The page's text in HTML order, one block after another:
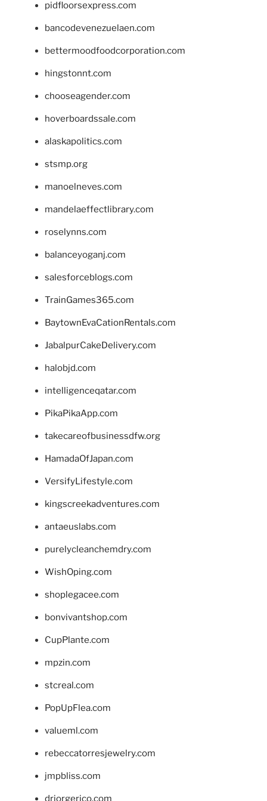
pidfloorsexpress.com
bancodevenezuelaen.com
bettermoodfoodcorporation.com
hingstonnt.com
chooseagender.com
hoverboardssale.com
alaskapolitics.com
stsmp.org
manoelneves.com
mandelaeffectlibrary.com
roselynns.com
balanceyoganj.com
salesforceblogs.com
TrainGames365.com
BaytownEvaCationRentals.com
JabalpurCakeDelivery.com
halobjd.com
intelligenceqatar.com
PikaPikaApp.com
takecareofbusinessdfw.org
HamadaOfJapan.com
VersifyLifestyle.com
kingscreekadventures.com
antaeuslabs.com
purelycleanchemdry.com
WishOping.com
shoplegacee.com
bonvivantshop.com
CupPlante.com
mpzin.com
stcreal.com
PopUpFlea.com
valueml.com
rebeccatorresjewelry.com
jmpbliss.com
drjorgerico.com